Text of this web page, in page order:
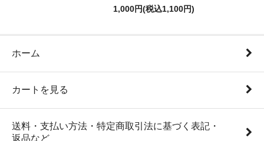
1,000円(税込1,100円)
ホーム
カートを見る
送料・支払い方法・特定商取引法に基づく表記・
返品など